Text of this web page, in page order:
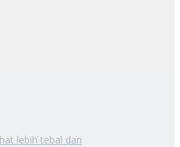
lebih tebal dan